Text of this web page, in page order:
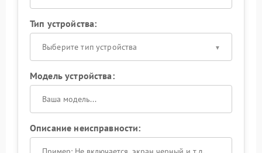
Тип устройства:
Выберите тип устройства
Модель устройства:
Описание неисправности: